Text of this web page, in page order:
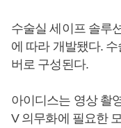
수술실 세이프 솔루
에 따라 개발됐다.
버로 구성된다.
아이디스는 영상 촬
V 의무화에 필요한